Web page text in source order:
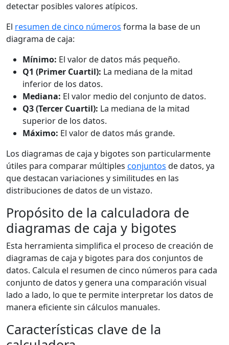
detectar posibles valores atípicos.
El resumen de cinco números forma la base de un
diagrama de caja:
Mínimo: El valor de datos más pequeño.
Q1 (Primer Cuartil): La mediana de la mitad
inferior de los datos.
Mediana: El valor medio del conjunto de datos.
Q3 (Tercer Cuartil): La mediana de la mitad
superior de los datos.
Máximo: El valor de datos más grande.
Los diagramas de caja y bigotes son particularmente
útiles para comparar múltiples conjuntos de datos, ya
que destacan variaciones y similitudes en las
distribuciones de datos de un vistazo.
Propósito de la calculadora de
diagramas de caja y bigotes
Esta herramienta simplifica el proceso de creación de
diagramas de caja y bigotes para dos conjuntos de
datos. Calcula el resumen de cinco números para cada
conjunto de datos y genera una comparación visual
lado a lado, lo que te permite interpretar los datos de
manera eficiente sin cálculos manuales.
Características clave de la